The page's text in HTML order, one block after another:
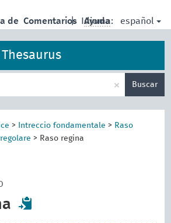
| Idioma: español
de Comentarios Ayuda
× Buscar
> Intreccio fondamentale > Raso
> Raso regina